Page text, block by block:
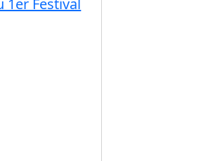
1er Festival